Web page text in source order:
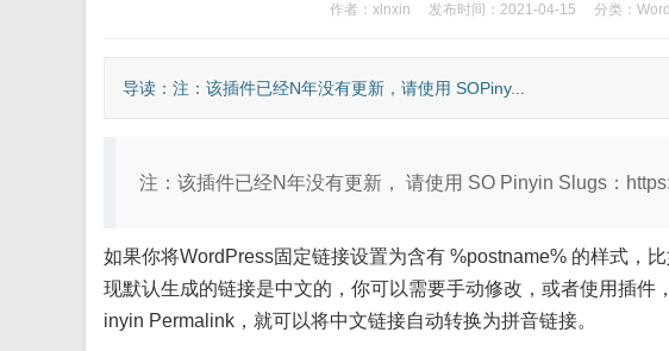
作者：xlnxin 发布时间：2021-04-15 分类：
导读：注：该插件已经N年没有更新，请使用 SOPiny...
注：该插件已经N年没有更新， 请使用 SO Pinyin Slugs：
如果你将WordPress固定链接设置为含有 %postname% 的样式，
现默认生成的链接是中文的，你可以需要手动修改，或者使用插件
inyin Permalink，就可以将中文链接自动转换为拼音链接。